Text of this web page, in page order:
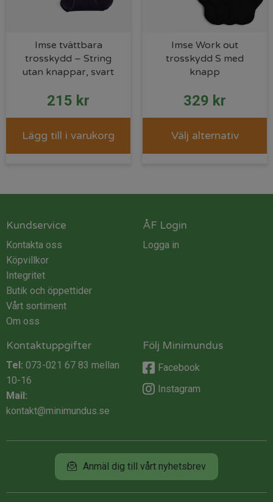
Imse tvättbara
trosskydd – String
utan knappar, svart
215 kr
Lägg till i varukorg
Imse Work out
trosskydd S med
knapp
329 kr
Välj alternativ
Kundservice
Kontakta oss
Köpvillkor
Integritet
Butik och öppettider
Vårt sortiment
Om oss
ÅF Login
Logga in
Kontaktuppgifter
Tel: 073-021 67 83 mellan
10-16
Mail:
kontakt@minimundus.se
Följ Minimundus
Facebook
Instagram
Anmäl dig till vårt nyhetsbrev